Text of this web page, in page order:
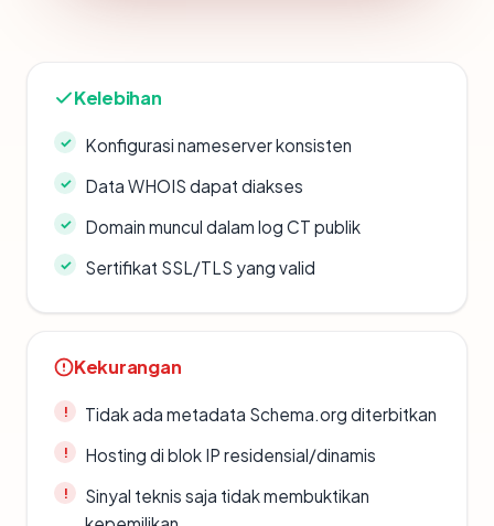
Kelebihan
Konfigurasi nameserver konsisten
Data WHOIS dapat diakses
Domain muncul dalam log CT publik
Sertifikat SSL/TLS yang valid
Kekurangan
Tidak ada metadata Schema.org diterbitkan
Hosting di blok IP residensial/dinamis
Sinyal teknis saja tidak membuktikan